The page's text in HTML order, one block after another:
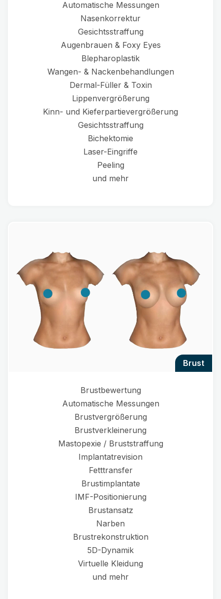
Automatische Messungen
Nasenkorrektur
Gesichtsstraffung
Augenbrauen & Foxy Eyes
Blepharoplastik
Wangen- & Nackenbehandlungen
Dermal-Füller & Toxin
Lippenvergrößerung
Kinn- und Kieferpartievergrößerung
Gesichtsstraffung
Bichektomie
Laser-Eingriffe
Peeling
und mehr
brust
Brustbewertung
Automatische Messungen
Brustvergrößerung
Brustverkleinerung
Mastopexie / Bruststraffung
Implantatrevision
Fetttransfer
Brustimplantate
IMF-Positionierung
Brustansatz
Narben
Brustrekonstruktion
5D-Dynamik
Virtuelle Kleidung
und mehr